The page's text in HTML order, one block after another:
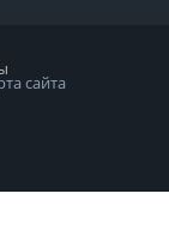
сайта